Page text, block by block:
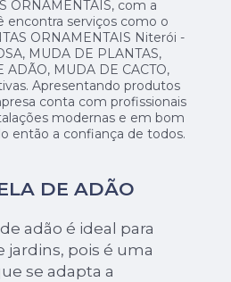
ORNAMENTAIS, com a
encontra serviços como o
ORNAMENTAIS Niterói -
MUDA DE PLANTAS,
ADÃO, MUDA DE CACTO,
Apresentando produtos
conta com profissionais
modernas e em bom
então a confiança de todos.
DE ADÃO
adão é ideal para
jardins, pois é uma
se adapta a